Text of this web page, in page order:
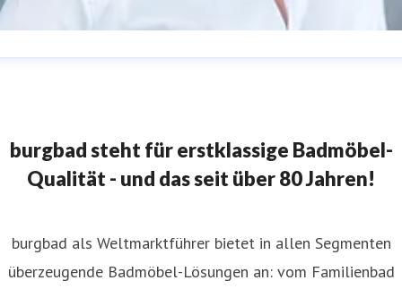
burgbad steht für erstklassige Badmöbel-
Qualität - und das seit über 80 Jahren!
burgbad als Weltmarktführer bietet in allen Segmenten
überzeugende Badmöbel-Lösungen an: vom Familienbad